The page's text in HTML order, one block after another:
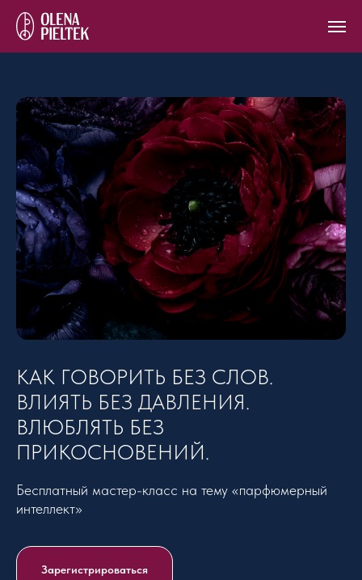
КАК ГОВОРИТЬ БЕЗ СЛОВ.
ВЛИЯТЬ БЕЗ ДАВЛЕНИЯ.
ВЛЮБЛЯТЬ БЕЗ
ПРИКОСНОВЕНИЙ.
Бесплатный мастер-класс на тему «парфюмерный
интеллект»
Зарегистрироваться